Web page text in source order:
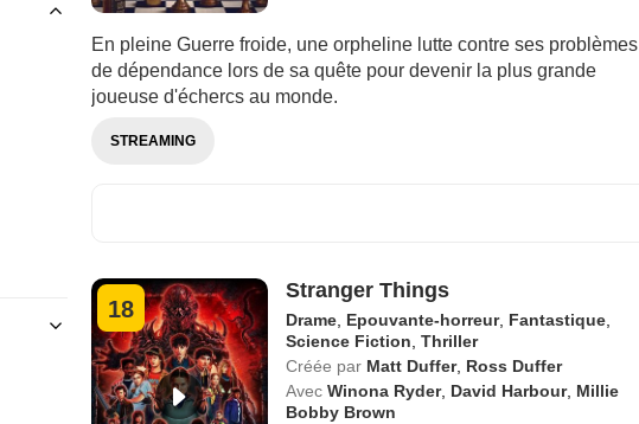
En pleine Guerre froide, une orpheline lutte contre ses problèmes
de dépendance lors de sa quête pour devenir la plus grande
joueuse d'échercs au monde.
STREAMING
18
Stranger Things
Drame, Epouvante-horreur, Fantastique,
Science Fiction Thriller
Créée par Matt Duffer, Ross Duffer
Avec Winona Ryder, David Harbour, Millie
Bobby Brown